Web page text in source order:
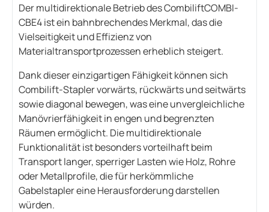
Der multidirektionale Betrieb des CombiliftCOMBI-
CBE4 ist ein bahnbrechendes Merkmal, das die
Vielseitigkeit und Effizienz von
Materialtransportprozessen erheblich steigert.
Dank dieser einzigartigen Fähigkeit können sich
Combilift-Stapler vorwärts, rückwärts und seitwärts
sowie diagonal bewegen, was eine unvergleichliche
Manövrierfähigkeit in engen und begrenzten
Räumen ermöglicht. Die multidirektionale
Funktionalität ist besonders vorteilhaft beim
Transport langer, sperriger Lasten wie Holz, Rohre
oder Metallprofile, die für herkömmliche
Gabelstapler eine Herausforderung darstellen
würden.